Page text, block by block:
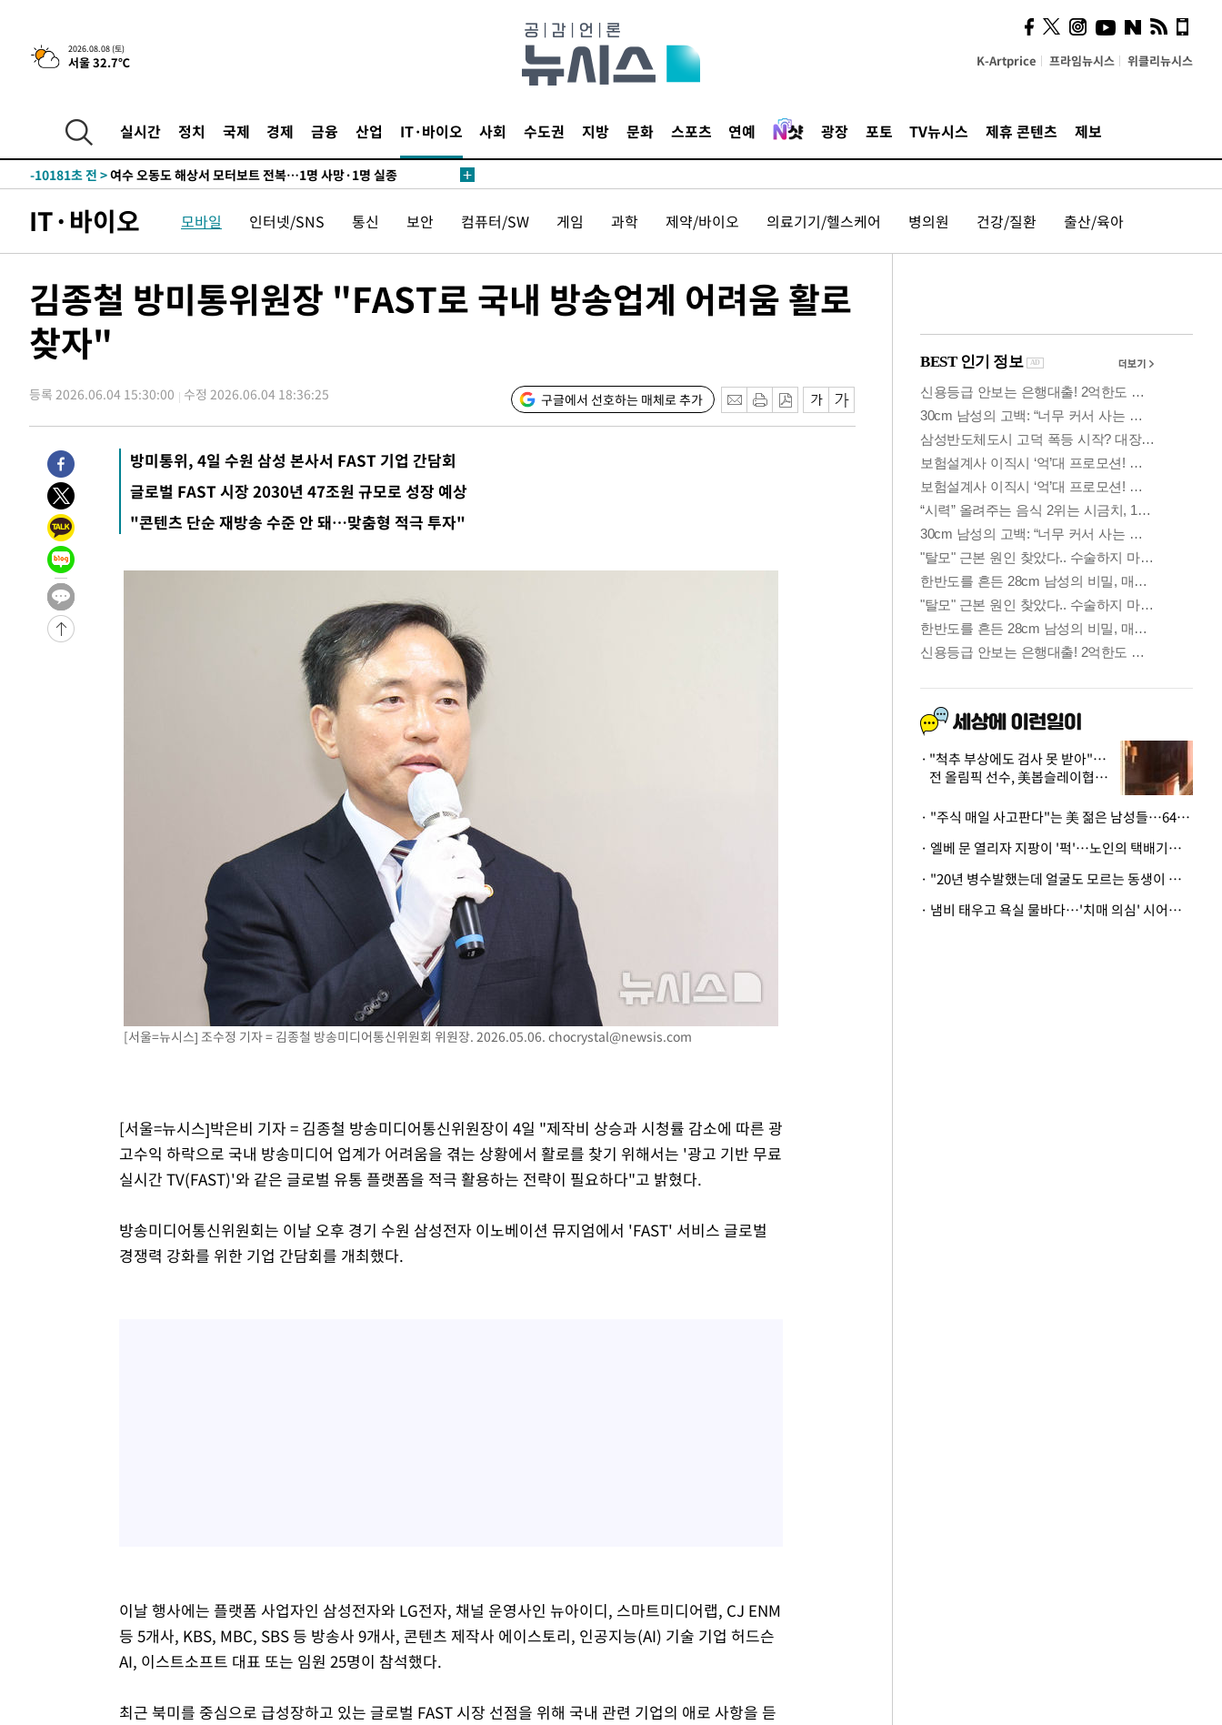
2026.08.08 (토)
서울 32.7℃ K-Artprice 프라임뉴시스 위클리뉴시스
실시간 정치 국제 경제 금융 산업 IT·바이오 사회 수도권 지방 문화 스포츠 연예 광장 포토 TV뉴시스 제휴 콘텐츠 제보
-25509초 전 >온열질환 사망자 3명 늘어…누적 환자 3000명 돌파
-19454초 전 >강릉에 시간당 81.4㎜ 물폭탄…도로 잠기고 담벼락 붕괴
-13271초 전 >
선재도서 해루질 나섰다 실종 60대, 닷새 만에 숨진 채 발견
-10805초 전 >
-10181초 전 >여수 오동도 해상서 모터보트 전복…1명 사망·1명 실종
주 날씨]
-3426초 전 >축구협회 "압수수색·성접대 논란 사과…쇄신의 기회로 삼겠다"
-1943초 전 >[속보]'압수수색·성접대 논란' 축구협회 "실망과 걱정 안겨드려 죄
4시간 전 >[속보]뉴욕증시 상승 마감…S&P 0.6% 나스닥 1.3%↑
-27508초 전 >낮 최고 35도 '무더위'…동해안 시간당 30㎜ '강한 비'[내일날씨]
-26778초 전 >
-25529초 전 >온열질환 사망자 3명 늘어…누적 환자 3000명 돌파
-19474초 전 >강릉에 시간당 81.4㎜ 물폭탄…도로 잠기고 담벼락 붕괴
-15581초 전 >
백운산서 80년근 천종산삼 9뿌리 발견…감정가 1.3억원
-13291초 전 >
선재도서 해루질 나섰다 실종 60대, 닷새 만에 숨진 채 발견
-10825초 전 >
-10201초 전 >
여수 오동도 해상서 모터보트 전복…1명 사망·1명 실종
-6428초 전 >
주 날씨]
-3446초 전 >
-1963초 전 >
[속보]'압수수색·성접대 논란' 축구협회 "실망과 걱정 안겨드려 죄
송"
2시간 전 >
'최고 37도' 폭염 지속…강원동해안 최대 150㎜ 비
[속보]뉴욕증시 상승 마감…S&P 0.6% 나스닥 1.3%↑
IT·바이오 모바일 인터넷/SNS 통신 보안 컴퓨터/SW 게임 과학 제약/바이오 의료기기/헬스케어 병의원 건강/질환 출산/육아
김종철 방미통위원장 "FAST로 국내 방송업계 어려움 활로
찾자"
등록 2026.06.04 15:30:00 수정 2026.06.04 18:36:25 구글에서 선호하는 매체로 추가
방미통위, 4일 수원 삼성 본사서 FAST 기업 간담회
글로벌 FAST 시장 2030년 47조원 규모로 성장 예상
"콘텐츠 단순 재방송 수준 안 돼…맞춤형 적극 투자"
[서울=뉴시스] 조수정 기자 = 김종철 방송미디어통신위원회 위원장. 2026.05.06. chocrystal@newsis.com
[서울=뉴시스]박은비 기자 = 김종철 방송미디어통신위원장이 4일 "제작비 상승과 시청률 감소에 따른 광
고수익 하락으로 국내 방송미디어 업계가 어려움을 겪는 상황에서 활로를 찾기 위해서는 '광고 기반 무료
실시간 TV(FAST)'와 같은 글로벌 유통 플랫폼을 적극 활용하는 전략이 필요하다"고 밝혔다.
방송미디어통신위원회는 이날 오후 경기 수원 삼성전자 이노베이션 뮤지엄에서 'FAST' 서비스 글로벌
경쟁력 강화를 위한 기업 간담회를 개최했다.
이날 행사에는 플랫폼 사업자인 삼성전자와 LG전자, 채널 운영사인 뉴아이디, 스마트미디어랩, CJ ENM
등 5개사, KBS, MBC, SBS 등 방송사 9개사, 콘텐츠 제작사 에이스토리, 인공지능(AI) 기술 기업 허드슨
AI, 이스트소프트 대표 또는 임원 25명이 참석했다.
최근 북미를 중심으로 급성장하고 있는 글로벌 FAST 시장 선점을 위해 국내 관련 기업의 애로 사항을 듣
사이 해답 찾았죠"…알을
깨고 나온 '초자아'
"척추 부상에도 검사 못 받아"…
전 올림픽 선수, 美봅슬레이협회
· "주식 매일 사고판다"는 美 젊은 남성들…64%가 "나는 인생의 패배자“
· 엘베 문 열리자 지팡이 '퍽'…노인의 택배기사 폭행 이유
· "20년 병수발했는데 얼굴도 모르는 동생이 유산 절반을"…배다른 형제 상속권 있을까
· 냄비 태우고 욕실 물바다…'치매 의심' 시어머니 검사 권유했다가 '날벼락'